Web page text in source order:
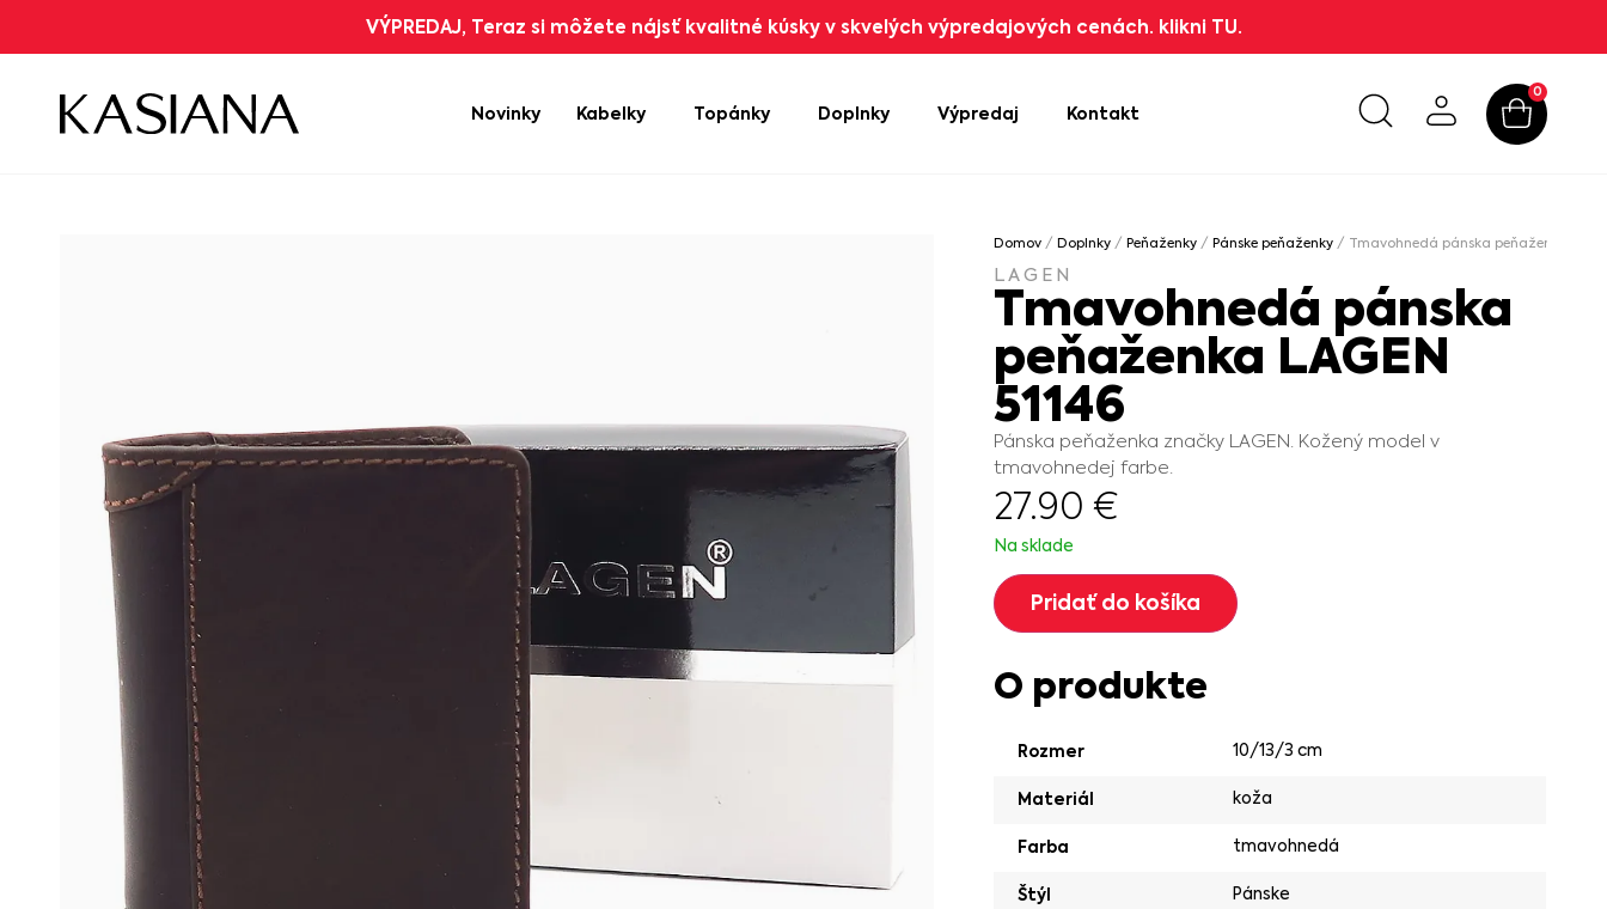
VÝPREDAJ, Teraz si môžete nájsť kvalitné kúsky v skvelých výpredajových cenách. klikni TU.
Novinky Kabelky Topánky Doplnky Výpredaj Kontakt
0
Domov /Doplnky /Peňaženky /Pánske peňaženky / Tmavohnedá pánska peňaženka
LAGEN
Tmavohnedá pánska
peňaženka LAGEN
51146
Pánska peňaženka značky LAGEN. Kožený model v
tmavohnedej farbe.
27.90€
Na sklade
Pridať do košíka
O produkte
Rozmer 10/13/3 cm
Materiál koža
Farba tmavohnedá
Štýl Pánske